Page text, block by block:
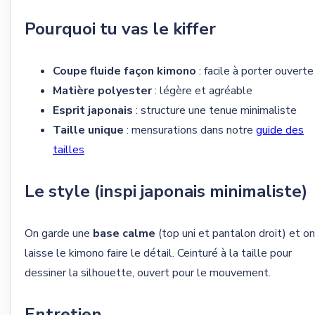
Pourquoi tu vas le kiffer
Coupe fluide façon kimono : facile à porter ouverte
Matière polyester: légère et agréable
Esprit japonais : structure une tenue minimaliste
Taille unique : mensurations dans notre guide des
tailles
Le style (inspi japonais minimaliste)
On garde une base calme (top uni et pantalon droit) et on
laisse le kimono faire le détail. Ceinturé à la taille pour
dessiner la silhouette, ouvert pour le mouvement.